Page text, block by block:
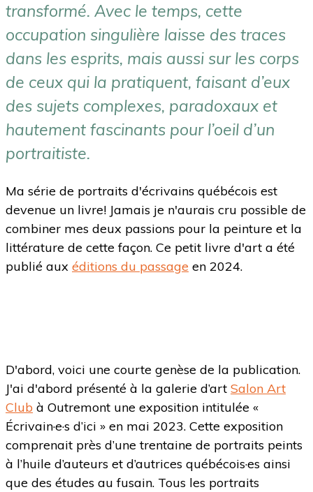
transformé. Avec le temps, cette
occupation singulière laisse des traces
dans les esprits, mais aussi sur les corps
de ceux qui la pratiquent, faisant d’eux
des sujets complexes, paradoxaux et
hautement fascinants pour l’oeil d’un
portraitiste.
Ma série de portraits d'écrivains québécois est
devenue un livre! Jamais je n'aurais cru possible de
combiner mes deux passions pour la peinture et la
littérature de cette façon. Ce petit livre d'art a été
publié aux éditions du passage en 2024.
D'abord, voici une courte genèse de la publication.
J'ai d'abord présenté à la galerie d’art Salon Art
Club à Outremont une exposition intitulée «
Écrivain·e·s d’ici » en mai 2023. Cette exposition
comprenait près d’une trentaine de portraits peints
à l’huile d’auteurs et d’autrices québécois·es ainsi
que des études au fusain. Tous les portraits